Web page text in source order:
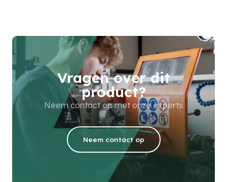
Vragen over dit
product?
Neem contact op met onze experts
Neem contact op